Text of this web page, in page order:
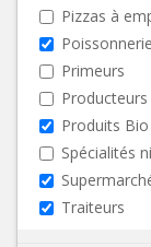
Pizzas à
Primeurs
Produits Bio
Spécialités
Traiteurs